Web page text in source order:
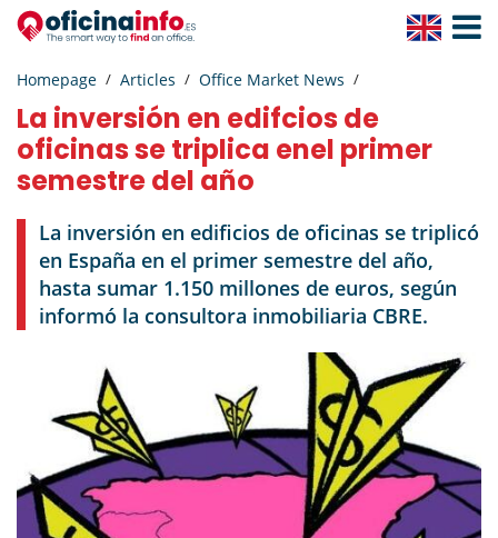
Toggle
Homepage Articles Office Market News
La inversión en edifcios de
oficinas se triplica enel primer
semestre del año
La inversión en edificios de oficinas se triplicó
en España en el primer semestre del año,
hasta sumar 1.150 millones de euros, según
informó la consultora inmobiliaria CBRE.